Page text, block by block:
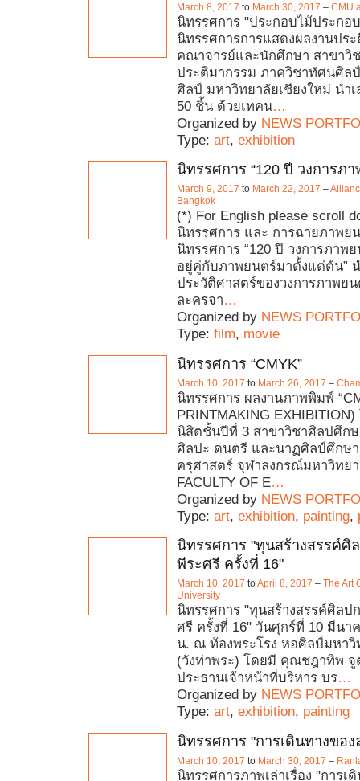
March 8, 2017 to March 30, 2017 – CMU
นิทรรศการ "ประกอบไม้ประกอ
นิทรรศการการแสดงผลงานปร
คณาจารย์และนักศึกษา สาขาวิ
ประติมากรรม ภาควิชาทัศนศิล
ศิลป์ มหาวิทยาลัยเชียงใหม่ นำ
50 ชิ้น ด้วยเทคน…
Organized by NEWS
Type: art, exhibition
นิทรรศการ “120 ปี วงการภา
March 9, 2017 to March 22, 2017 –
Bangkok
(*) For English please scroll
นิทรรศการ และ การฉายภาพย
นิทรรศการ “120 ปี วงการภาพ
อยู่คู่กับภาพยนตร์มาตั้งแต่ต้น” น
ประวัติศาสตร์ของวงการภาพย
ละครจา…
Organized by NEWS
Type: film, movie
นิทรรศการ “CMYK”
March 10, 2017 to March 26, 2017 –
นิทรรศการ ผลงานภาพพิมพ์
PRINTMAKING
นิสิตชั้นปีที่ 3 สาขาวิชาศิลปศึก
ศิลปะ ดนตรี และนาฏศิลป์ศึกษ
ครุศาสตร์ จุฬาลงกรณ์มหาวิทยา
FACULTY OF E…
Organized by NEWS
Type: art, exhibition, painting,
นิทรรศการ "ทุนสร้างสรรค์ศิ
พีระศรี ครั้งที่ 16"
March 10, 2017 toApril 8, 2017 – The Art
University
นิทรรศการ "ทุนสร้างสรรค์ศิลป
ศรี ครั้งที่ 16" วันศุกร์ที่ 10 มีนา
น. ณ ท้องพระโรง หอศิลป์มหาวิ
(วังท่าพระ) โดยมี คุณชฎาทิพ จู
ประธานเจ้าหน้าที่บริหาร บร…
Organized by NEWS
Type: art, exhibition, painting
นิทรรศการ "การเดินทางขอ
March 10, 2017 to March 30, 2017 –
นิทรรศการภาพเล่าเรื่อง "การเ